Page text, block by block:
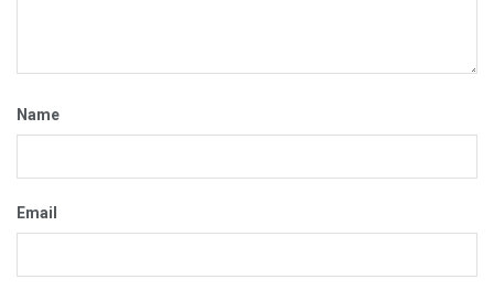
Name
Email